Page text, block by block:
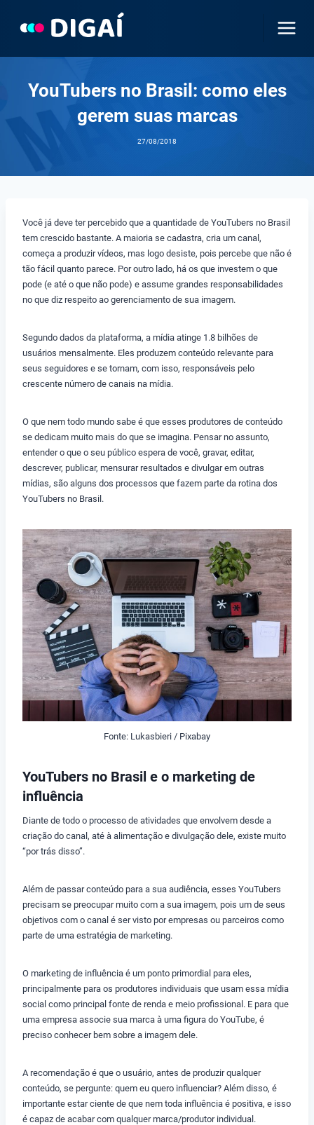
YouTubers no Brasil: como eles
gerem suas marcas
27/08/2018
Você já deve ter percebido que a quantidade de YouTubers no Brasil
tem crescido bastante. A maioria se cadastra, cria um canal,
começa a produzir vídeos, mas logo desiste, pois percebe que não é
tão fácil quanto parece. Por outro lado, há os que investem o que
pode (e até o que não pode) e assume grandes responsabilidades
no que diz respeito ao gerenciamento de sua imagem.
Segundo dados da plataforma, a mídia atinge 1.8 bilhões de
usuários mensalmente. Eles produzem conteúdo relevante para
seus seguidores e se tornam, com isso, responsáveis pelo
crescente número de canais na mídia.
O que nem todo mundo sabe é que esses produtores de conteúdo
se dedicam muito mais do que se imagina. Pensar no assunto,
entender o que o seu público espera de você, gravar, editar,
descrever, publicar, mensurar resultados e divulgar em outras
mídias, são alguns dos processos que fazem parte da rotina dos
YouTubers no Brasil.
Fonte: Lukasbieri / Pixabay
YouTubers no Brasil e o marketing de
influência
Diante de todo o processo de atividades que envolvem desde a
criação do canal, até à alimentação e divulgação dele, existe muito
“por trás disso”.
Além de passar conteúdo para a sua audiência, esses YouTubers
precisam se preocupar muito com a sua imagem, pois um de seus
objetivos com o canal é ser visto por empresas ou parceiros como
parte de uma estratégia de marketing.
O marketing de influência é um ponto primordial para eles,
principalmente para os produtores individuais que usam essa mídia
social como principal fonte de renda e meio profissional. E para que
uma empresa associe sua marca à uma figura do YouTube, é
preciso conhecer bem sobre a imagem dele.
A recomendação é que o usuário, antes de produzir qualquer
conteúdo, se pergunte: quem eu quero influenciar? Além disso, é
importante estar ciente de que nem toda influência é positiva, e isso
é capaz de acabar com qualquer marca/produtor individual.